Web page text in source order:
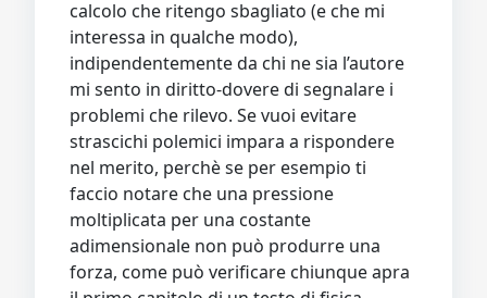
calcolo che ritengo sbagliato (e che mi
interessa in qualche modo),
indipendentemente da chi ne sia l’autore
mi sento in diritto-dovere di segnalare i
problemi che rilevo. Se vuoi evitare
strascichi polemici impara a rispondere
nel merito, perchè se per esempio ti
faccio notare che una pressione
moltiplicata per una costante
adimensionale non può produrre una
forza, come può verificare chiunque apra